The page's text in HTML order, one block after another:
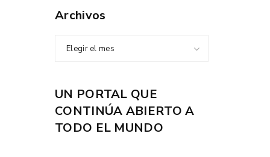
Archivos
Elegir el mes
UN PORTAL QUE
CONTINÚA ABIERTO A
TODO EL MUNDO